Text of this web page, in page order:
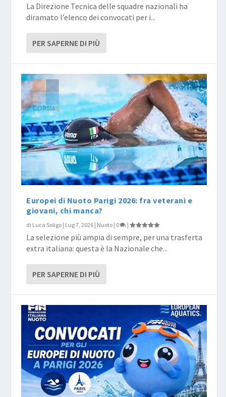
La Direzione Tecnica delle squadre nazionali ha
diramato l’elenco dei convocati per i...
PER SAPERNE DI PIÙ
Europei di Nuoto Parigi 2026: fra veterani e
giovani, chi manca?
di Luca Soligo | Lug 7, 2026 | Nuoto | 0 |
La selezione più ampia di sempre, per una trasferta
extra italiana: questa è la Nazionale che...
PER SAPERNE DI PIÙ